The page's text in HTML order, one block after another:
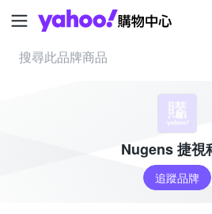
Nugens 捷視
追蹤品牌